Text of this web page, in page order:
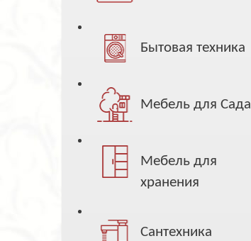
Бытовая техника
Мебель для Сада
Мебель для
хранения
Сантехника